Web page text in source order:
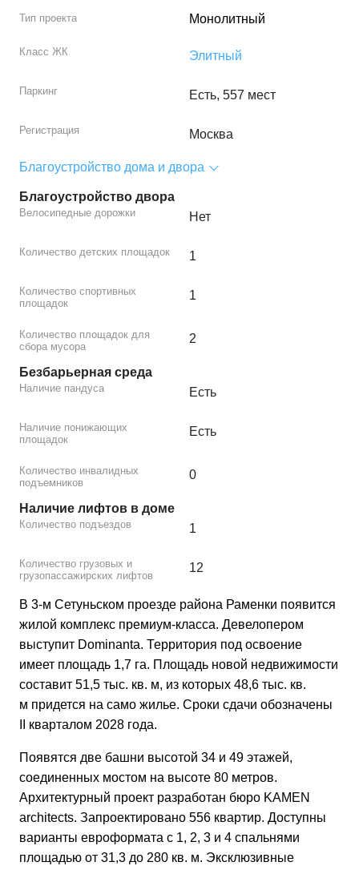
Тип проекта Монолитный
Класс ЖК Элитный
Паркинг Есть, 557 мест
Регистрация Москва
Благоустройство дома и двора
Благоустройство двора
Велосипедные дорожки Нет
Количество детских площадок 1
Количество спортивных
площадок
1
Количество площадок для
сбора мусора
2
Безбарьерная среда
Наличие пандуса Есть
Наличие понижающих
площадок
Есть
Количество инвалидных
подъемников
0
Наличие лифтов в доме
Количество подъездов 1
Количество грузовых и
грузопассажирских лифтов
12
В 3-м Сетуньском проезде района Раменки появится
жилой комплекс премиум-класса. Девелопером
выступит Dominanta. Территория под освоение
имеет площадь 1,7 га. Площадь новой недвижимости
составит 51,5 тыс. кв. м, из которых 48,6 тыс. кв.
м придется на само жилье. Сроки сдачи обозначены
II кварталом 2028 года.
Появятся две башни высотой 34 и 49 этажей,
соединенных мостом на высоте 80 метров.
Архитектурный проект разработан бюро KAMEN
architects. Запроектировано 556 квартир. Доступны
варианты евроформата с 1, 2, 3 и 4 спальнями
площадью от 31,3 до 280 кв. м. Эксклюзивные